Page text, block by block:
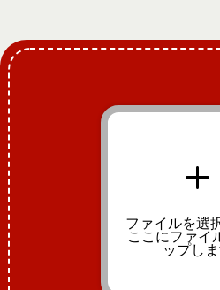
+
ファイルを選
ここにファイ
ップし